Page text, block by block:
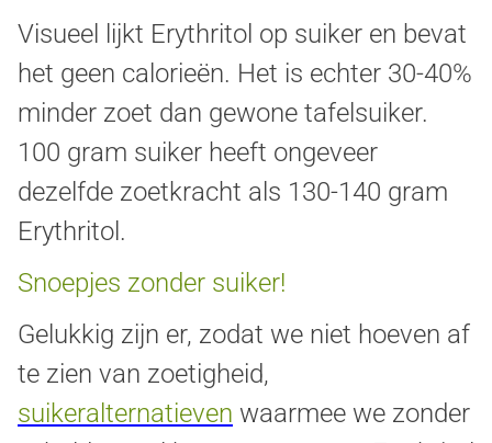
Visueel lijkt Erythritol op suiker en bevat
het geen calorieën. Het is echter 30-40%
minder zoet dan gewone tafelsuiker.
100 gram suiker heeft ongeveer
dezelfde zoetkracht als 130-140 gram
Erythritol.
Snoepjes zonder suiker!
Gelukkig zijn er, zodat we niet hoeven af
te zien van zoetigheid,
suikeralternatieven waarmee we zonder